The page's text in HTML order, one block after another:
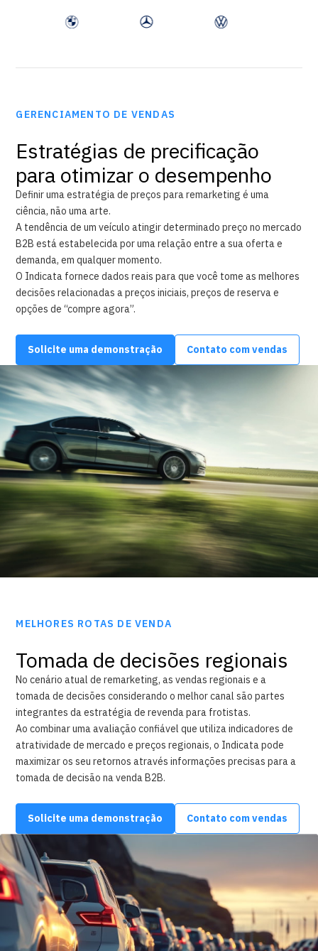
GERENCIAMENTO DE VENDAS
Estratégias de precificação
para otimizar o desempenho
Definir uma estratégia de preços para remarketing é uma
ciência, não uma arte.
A tendência de um veículo atingir determinado preço no mercado
B2B está estabelecida por uma relação entre a sua oferta e
demanda, em qualquer momento.
O Indicata fornece dados reais para que você tome as melhores
decisões relacionadas a preços iniciais, preços de reserva e
opções de “compre agora”.
Solicite uma demonstração Contato com vendas
MELHORES ROTAS DE VENDA
Tomada de decisões regionais
No cenário atual de remarketing, as vendas regionais e a
tomada de decisões considerando o melhor canal são partes
integrantes da estratégia de revenda para frotistas.
Ao combinar uma avaliação confiável que utiliza indicadores de
atratividade de mercado e preços regionais, o Indicata pode
maximizar os seu retornos através informações precisas para a
tomada de decisão na venda B2B.
Solicite uma demonstração Contato com vendas